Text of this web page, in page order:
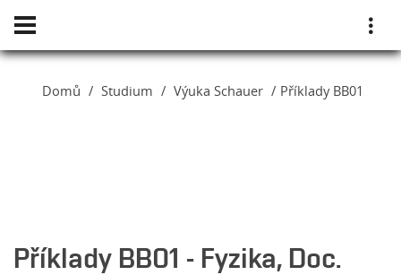
Domů Studium Výuka Schauer Příklady BB01
Příklady BB01 - Fyzika, Doc.